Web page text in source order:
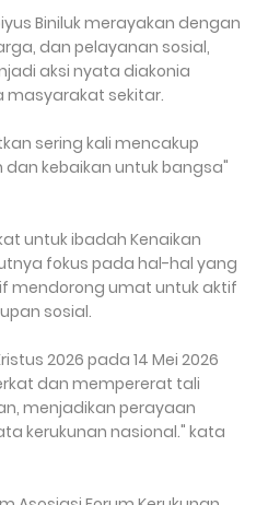
Biniluk merayakan dengan
dan pelayanan sosial,
aksi nyata diakonia
masyarakat sekitar.
sering kali mencakup
kebaikan untuk bangsa"
untuk ibadah Kenaikan
fokus pada hal-hal yang
mendorong umat untuk aktif
sosial.
2026 pada 14 Mei 2026
dan mempererat tali
menjadikan perayaan
kerukunan nasional." kata